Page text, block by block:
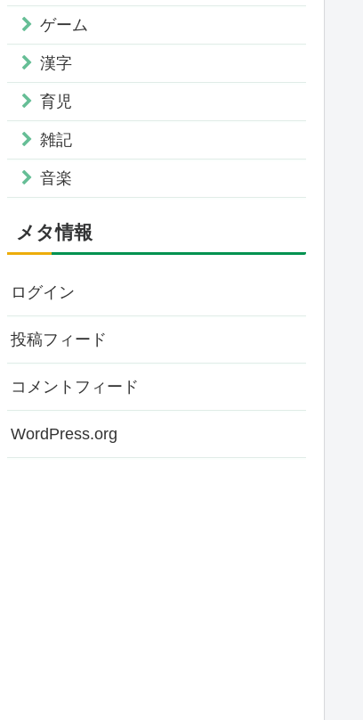
ゲーム
漢字
育児
雑記
音楽
メタ情報
ログイン
投稿フィード
コメントフィード
WordPress.org